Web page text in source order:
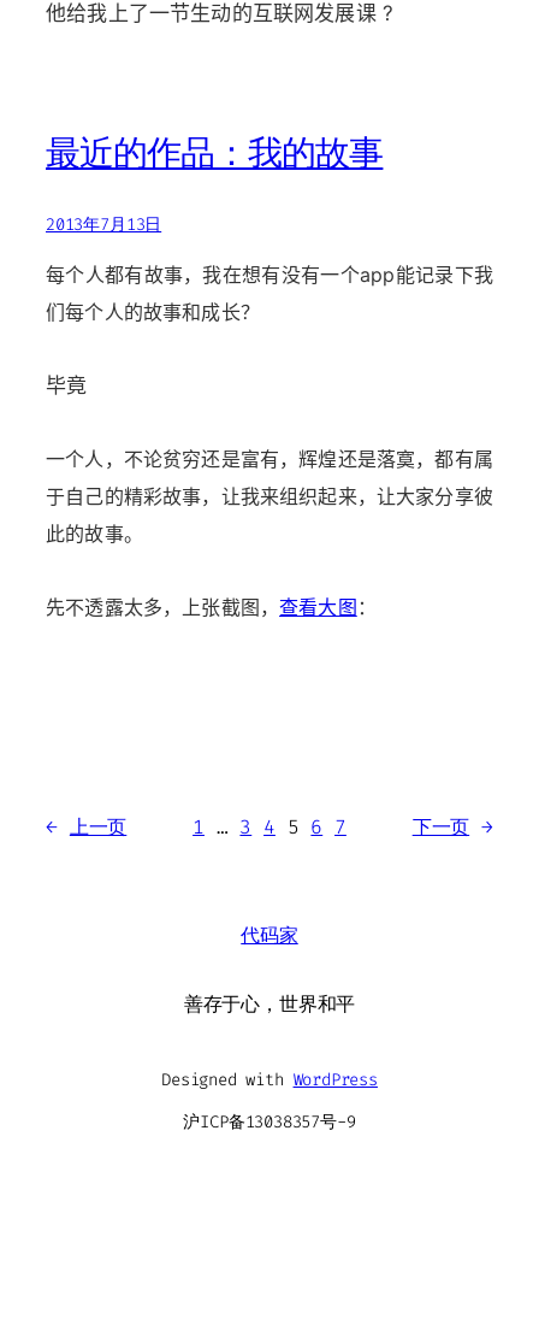
他给我上了一节生动的互联网发展课 ?
最近的作品：我的故事
2013年7月13日
每个人都有故事，我在想有没有一个app能记录下我
们每个人的故事和成长？
毕竟
一个人，不论贫穷还是富有，辉煌还是落寞，都有属
于自己的精彩故事，让我来组织起来，让大家分享彼
此的故事。
先不透露太多，上张截图，查看大图 ：
← 上一页 1 … 3 4 5 6 7 下一页 →
代码家
善存于心，世界和平
Designed with WordPress
沪ICP备13038357号-9